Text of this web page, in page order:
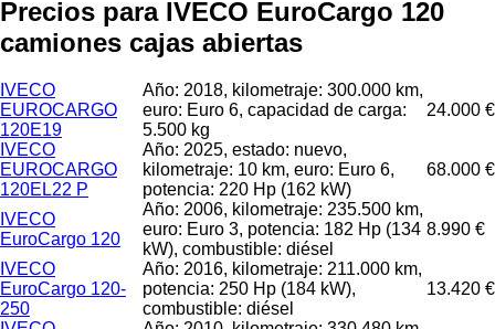
Precios para IVECO EuroCargo 120
camiones cajas abiertas
IVECO
EUROCARGO
120E19
Año: 2018, kilometraje: 300.000 km,
euro: Euro 6, capacidad de carga:
5.500 kg
24.000 €
IVECO
EUROCARGO
120EL22 P
Año: 2025, estado: nuevo,
kilometraje: 10 km, euro: Euro 6,
potencia: 220 Hp (162 kW)
68.000 €
IVECO
EuroCargo 120
Año: 2006, kilometraje: 235.500 km,
euro: Euro 3, potencia: 182 Hp (134
kW), combustible: diésel
8.990 €
IVECO
EuroCargo 120-
250
Año: 2016, kilometraje: 211.000 km,
potencia: 250 Hp (184 kW),
combustible: diésel
13.420 €